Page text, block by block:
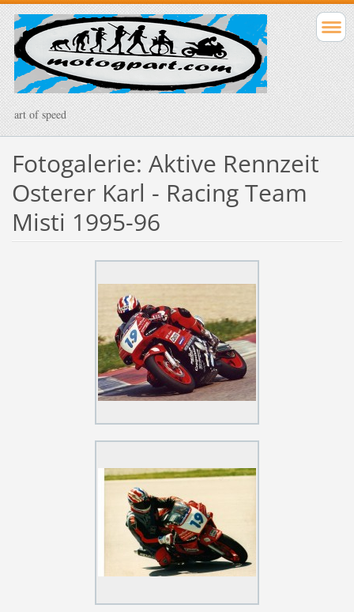
art of speed
Fotogalerie: Aktive Rennzeit
Osterer Karl - Racing Team
Misti 1995-96